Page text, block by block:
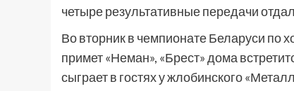
четыре результативные передачи
Во вторник в чемпионате Беларуси по
примет «Неман», «Брест» дома
сыграет в гостях у жлобинского